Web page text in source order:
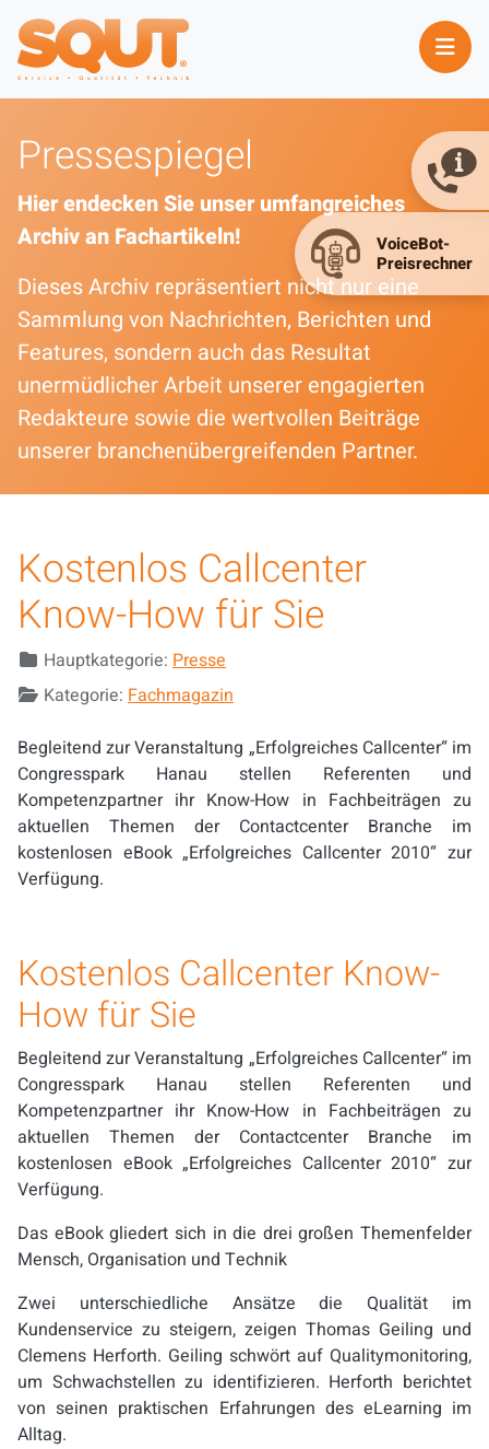
Pressespiegel
Hier endecken Sie unser umfangreiches
Archiv an Fachartikeln!
Dieses Archiv repräsentiert nicht nur eine
Sammlung von Nachrichten, Berichten und
Features, sondern auch das Resultat
unermüdlicher Arbeit unserer engagierten
Redakteure sowie die wertvollen Beiträge
unserer branchenübergreifenden Partner.
Kostenlos Callcenter
Know-How für Sie
DetailsHauptkategorie: Presse
Kategorie: Fachmagazin
Begleitend zur Veranstaltung „Erfolgreiches Callcenter“ im
Congresspark Hanau stellen Referenten und
Kompetenzpartner ihr Know-How in Fachbeiträgen zu
aktuellen Themen der Contactcenter Branche im
kostenlosen eBook „Erfolgreiches Callcenter 2010“ zur
Verfügung.
Kostenlos Callcenter Know-
How für Sie
Begleitend zur Veranstaltung „Erfolgreiches Callcenter“ im
Congresspark Hanau stellen Referenten und
Kompetenzpartner ihr Know-How in Fachbeiträgen zu
aktuellen Themen der Contactcenter Branche im
kostenlosen eBook „Erfolgreiches Callcenter 2010“ zur
Verfügung.
Das eBook gliedert sich in die drei großen Themenfelder
Mensch, Organisation und Technik
Zwei unterschiedliche Ansätze die Qualität im
Kundenservice zu steigern, zeigen Thomas Geiling und
Clemens Herforth. Geiling schwört auf Qualitymonitoring,
um Schwachstellen zu identifizieren. Herforth berichtet
von seinen praktischen Erfahrungen des eLearning im
Alltag.